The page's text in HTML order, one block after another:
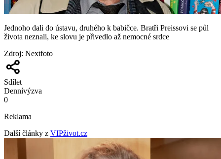
Jednoho dali do ústavu, druhého k babičce. Bratři Preissovi se půl
života neznali, ke slovu je přivedlo až nemocné srdce
Zdroj: Nextfoto
Sdílet
Dennívýzva
0
Reklama
Další články z VIPživot.cz